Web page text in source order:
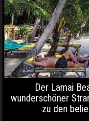
Der Lamai
wunderschöner
zu den